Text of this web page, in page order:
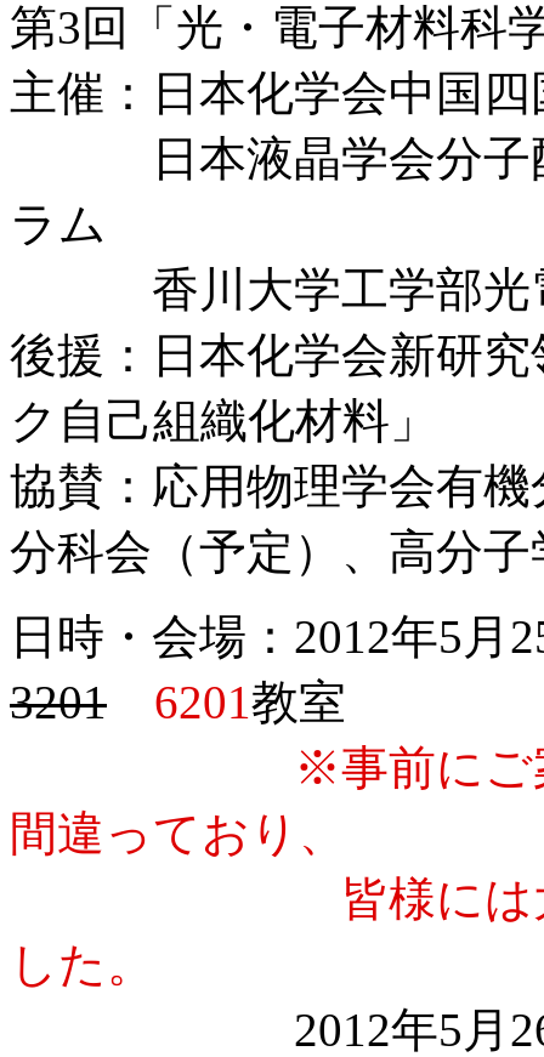
第3回「光・電子材料科
主催：日本化学会中国
日本液晶学会分子配
ラム
香川大学工学部光
後援：日本化学会新研
ク自己組織化材料」
協賛：応用物理学会有
分科会（予定）、高分
日時・会場：2012年5
3201
6201教室
※事前にご
間違っており、
皆様には大変ご
した。
2012年5月26日